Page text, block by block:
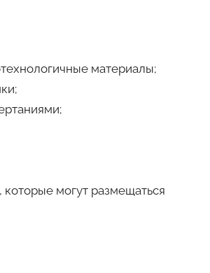
материалы;
могут размещаться